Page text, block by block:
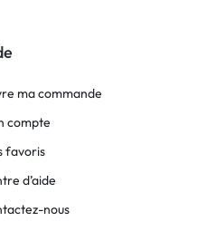
ma commande
compte
favoris
d’aide
nous